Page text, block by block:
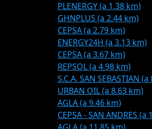
PLENERGY (a 1.38 km)
GHNPLUS (a 2.44 km)
CEPSA (a 2.79 km)
ENERGY24H (a 3.13 km)
CEPSA (a 3.67 km)
REPSOL (a 4.98 km)
S.C.A. SAN SEBASTIAN
URBAN OIL (a 8.63 km)
AGLA (a 9.46 km)
CEPSA - SAN ANDRES (a